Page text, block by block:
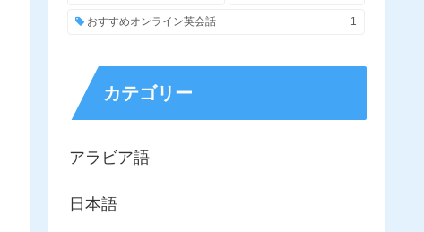
おすすめオンライン英会話 1
カテゴリー
アラビア語
日本語